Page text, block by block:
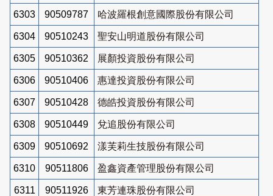
6303 90509787 哈波羅根創意國際股份有限公司
6304 90510243 聖安山明道股份有限公司
6305 90510362 展顏投資股份有限公司
6306 90510406 惠達投資股份有限公司
6307 90510428 德皓投資股份有限公司
6308 90510449 兌追股份有限公司
6309 90510692 漾芙莉生技股份有限公司
6310 90511806 盈鑫資產管理股份有限公司
6311 90511926 東芳連珠股份有限公司